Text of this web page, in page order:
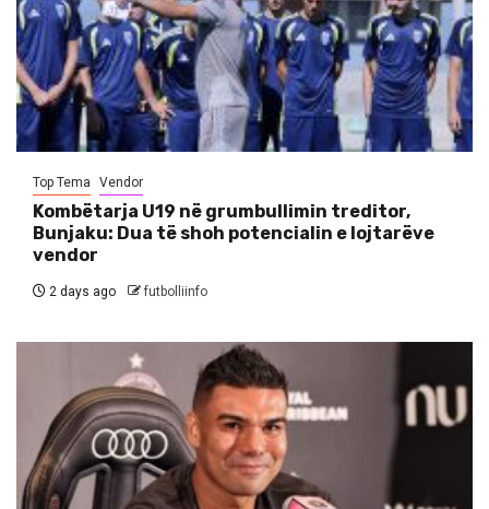
Top Tema Vendor
Kombëtarja U19 në grumbullimin treditor,
Bunjaku: Dua të shoh potencialin e lojtarëve
vendor
2 days ago futbolliinfo